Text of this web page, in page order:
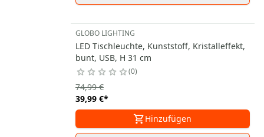
GLOBO LIGHTING
LED Tischleuchte, Kunststoff, Kristalleffekt,
bunt, USB, H 31 cm
0
39,99 €*
74,99 €
Hinzufügen